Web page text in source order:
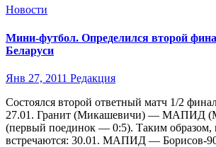
Новости
Мини-футбол. Определился второй
Беларуси
Янв 27, 2011 Редакция
Состоялся второй ответный матч 1/2
27.01. Гранит (Микашевичи) — МАПИД
(первый поединок — 0:5). Таким образом,
встречаются: 30.01. МАПИД — Борисов-